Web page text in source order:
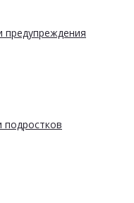
предупреждения